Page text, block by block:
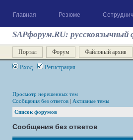
Главная Резюме
SAPфорум.RU:
Портал Форум Файловый архив
Вход Регистрация
Просмотр нерешенных тем
Сообщения без ответов | Активные темы
Список форумов
Сообщения без ответов